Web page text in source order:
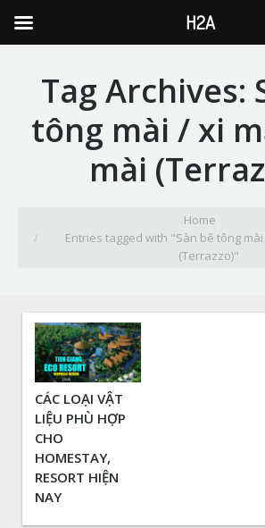
Tag Archives:
tông mài / xi
mài
Home
Entries tagged with "Sàn bê tông
(Terrazzo)"
CÁC LOẠI VẬT
LIỆU PHÙ HỢP
CHO
HOMESTAY,
RESORT HIỆN
NAY
H2A